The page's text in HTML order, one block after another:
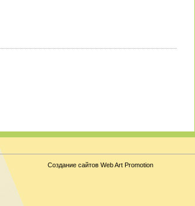
Создание сайтов Web Art Promotion